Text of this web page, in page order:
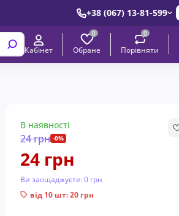
+38 (067) 13-81-599
Кабінет
0
Обране
0
Порівняти
В наявності
24 грн -0%
24 грн
Ви заощаджуєте:0 грн
від 10 шт: 20 грн